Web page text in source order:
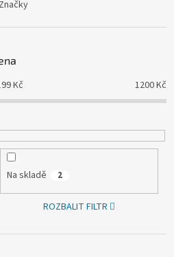
Značky
Kč 1200Kč
Na skladě 2
ROZBALIT FILTR